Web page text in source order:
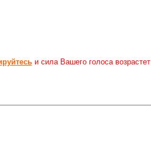
и сила Вашего голоса возрастет